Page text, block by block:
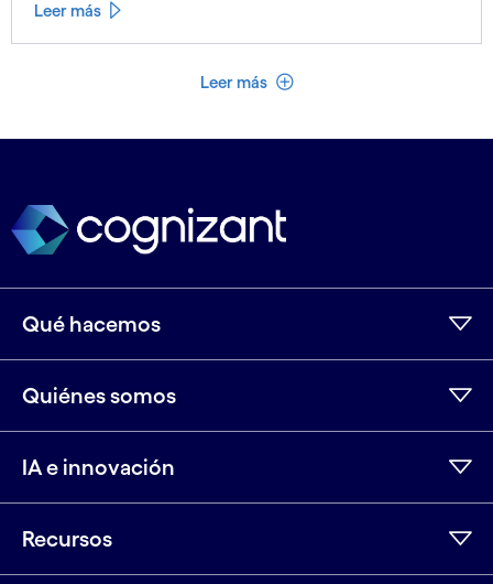
Leer más
Leer más Ver menos
Qué hacemos
Quiénes somos
IA e innovación
Recursos